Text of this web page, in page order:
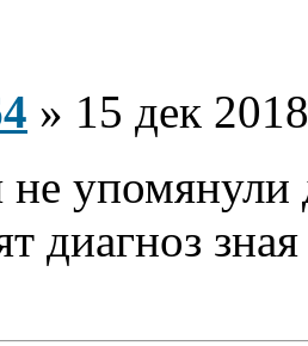
» 15 дек
упомянули
диагноз